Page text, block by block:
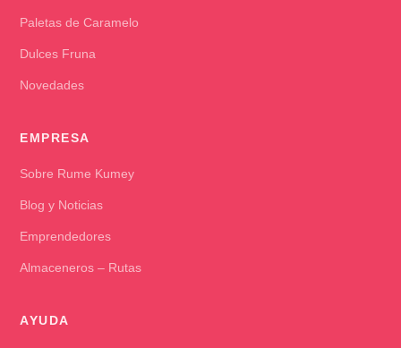
Paletas de Caramelo
Dulces Fruna
Novedades
EMPRESA
Sobre Rume Kumey
Blog y Noticias
Emprendedores
Almaceneros – Rutas
AYUDA